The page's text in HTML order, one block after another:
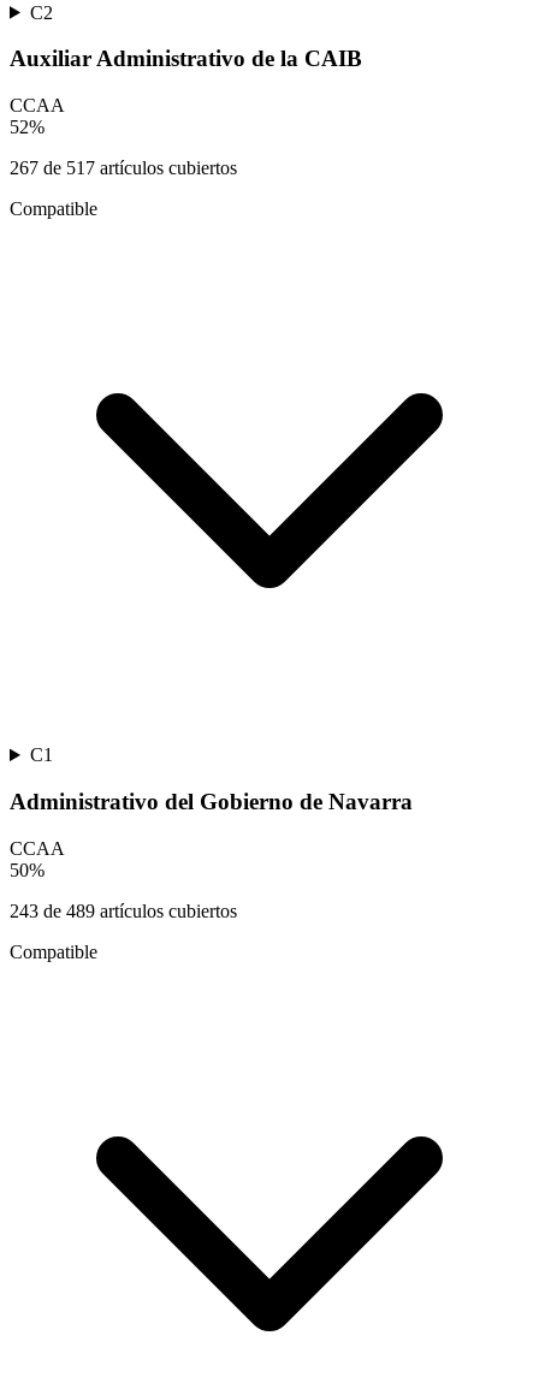
C2
Auxiliar Administrativo de la CAIB
CCAA
52%
267 de 517 artículos cubiertos
Compatible
C1
Administrativo del Gobierno de Navarra
CCAA
50%
243 de 489 artículos cubiertos
Compatible